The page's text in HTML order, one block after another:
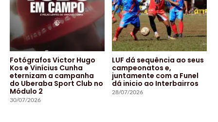
Fotógrafos Victor Hugo
Kos e Vinícius Cunha
eternizam a campanha
do Uberaba Sport Club no
Módulo 2
30/07/2026
LUF dá sequência ao seus
campeonatos e,
juntamente com a Funel
dá inicio ao Interbairros
28/07/2026